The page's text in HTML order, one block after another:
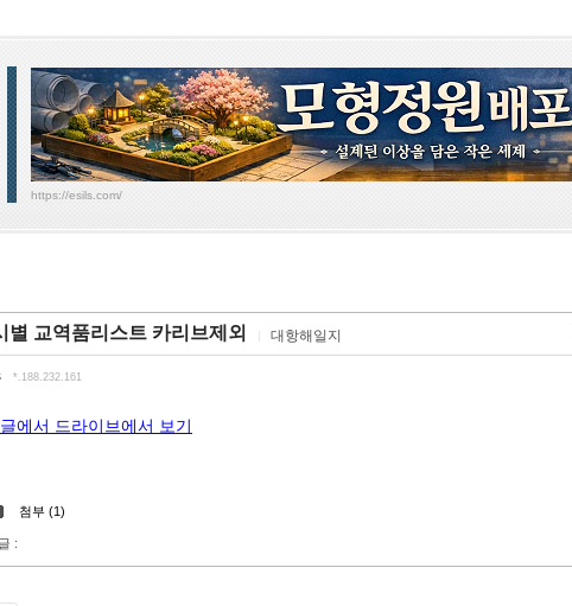
https://esils.com/
별 교역품리스트 카리브제외 대항해일지
*.188.232.161
에서 드라이브에서 보기
첨부 (1)
: